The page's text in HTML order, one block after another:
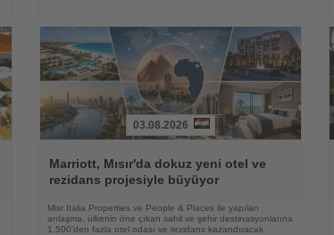
Oku
03.08.2026
Marriott, Mısır'da dokuz yeni otel ve
rezidans projesiyle büyüyor
Misr Italia Properties ve People & Places ile yapılan
anlaşma, ülkenin öne çıkan sahil ve şehir destinasyonlarına
1.500'den fazla otel odası ve rezidans kazandıracak